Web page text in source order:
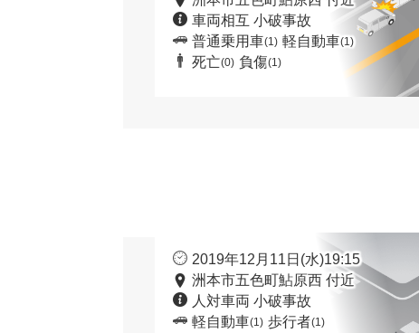
車両相互 小破事故
普通乗用車(1) 軽自動車(1)
死亡(0) 負傷(1)
2019年12月11日(水)19:15
洲本市五色町鮎原西 付近
人対車両 小破事故
軽自動車(1) 歩行者(1)